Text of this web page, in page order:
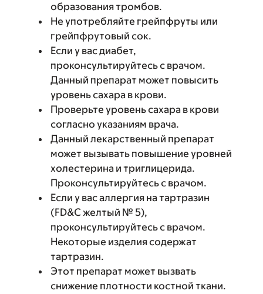
образования тромбов.
Не употребляйте грейпфруты или
грейпфрутовый сок.
Если у вас диабет,
проконсультируйтесь с врачом.
Данный препарат может повысить
уровень сахара в крови.
Проверьте уровень сахара в крови
согласно указаниям врача.
Данный лекарственный препарат
может вызывать повышение уровней
холестерина и триглицерида.
Проконсультируйтесь с врачом.
Если у вас аллергия на тартразин
(FD&C желтый № 5),
проконсультируйтесь с врачом.
Некоторые изделия содержат
тартразин.
Этот препарат может вызвать
снижение плотности костной ткани.